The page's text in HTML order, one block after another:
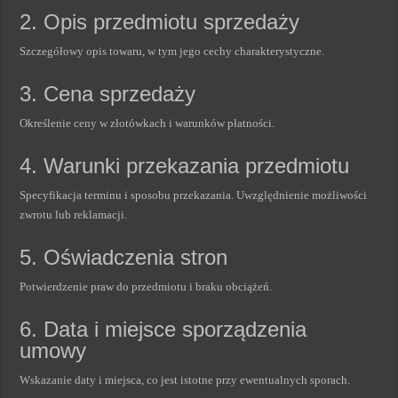
2. Opis przedmiotu sprzedaży
Szczegółowy opis towaru, w tym jego cechy charakterystyczne.
3. Cena sprzedaży
Określenie ceny w złotówkach i warunków płatności.
4. Warunki przekazania przedmiotu
Specyfikacja terminu i sposobu przekazania. Uwzględnienie możliwości
zwrotu lub reklamacji.
5. Oświadczenia stron
Potwierdzenie praw do przedmiotu i braku obciążeń.
6. Data i miejsce sporządzenia
umowy
Wskazanie daty i miejsca, co jest istotne przy ewentualnych sporach.